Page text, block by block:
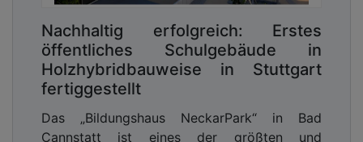
Nachhaltig erfolgreich: Erstes
öffentliches Schulgebäude in
Holzhybridbauweise in Stuttgart
fertiggestellt
Das „Bildungshaus NeckarPark“ in Bad
Cannstatt ist eines der größten und